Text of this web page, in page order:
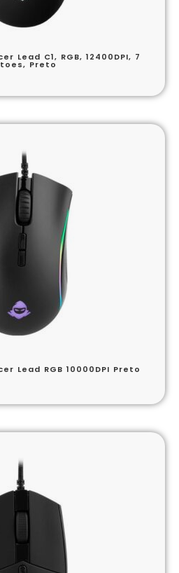
Lead C1, RGB, 12400DPI, 7
Preto
Lead RGB 10000DPI Preto